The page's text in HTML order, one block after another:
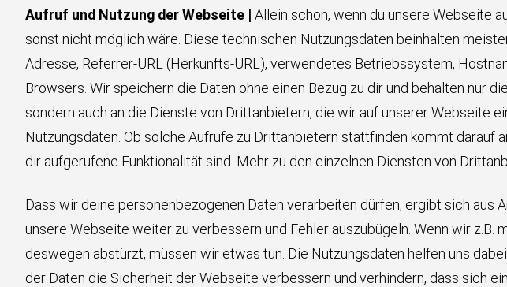
Aufruf und Nutzung der Webseite | Allein schon, wenn du unsere Webseite
sonst nicht möglich wäre. Diese technischen Nutzungsdaten beinhalten
Adresse, Referrer-URL (Herkunfts-URL), verwendetes Betriebssystem,
Browsers. Wir speichern die Daten ohne einen Bezug zu dir und behalten nur
sondern auch an die Dienste von Drittanbietern, die wir auf unserer Webseite
Nutzungsdaten. Ob solche Aufrufe zu Drittanbietern stattfinden kommt
dir aufgerufene Funktionalität sind. Mehr zu den einzelnen Diensten von
Dass wir deine personenbezogenen Daten verarbeiten dürfen, ergibt sich aus
unsere Webseite weiter zu verbessern und Fehler auszubügeln. Wenn wir
deswegen abstürzt, müssen wir etwas tun. Die Nutzungsdaten helfen uns
der Daten die Sicherheit der Webseite verbessern und verhindern, dass sich